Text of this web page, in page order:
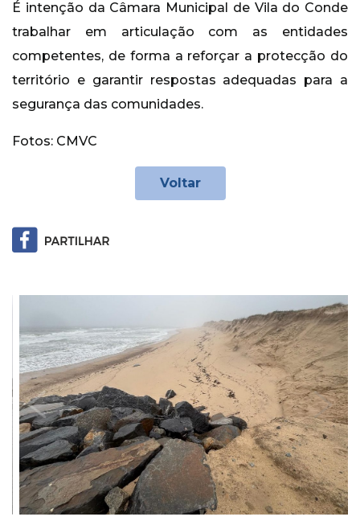
É intenção da Câmara Municipal de Vila do Conde
trabalhar em articulação com as entidades
competentes, de forma a reforçar a protecção do
território e garantir respostas adequadas para a
segurança das comunidades.
Fotos: CMVC
Voltar
Previous Next